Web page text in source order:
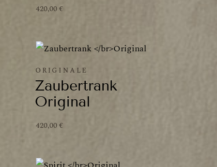
420,00€
ORIGINALE
Zaubertrank
Original
420,00€